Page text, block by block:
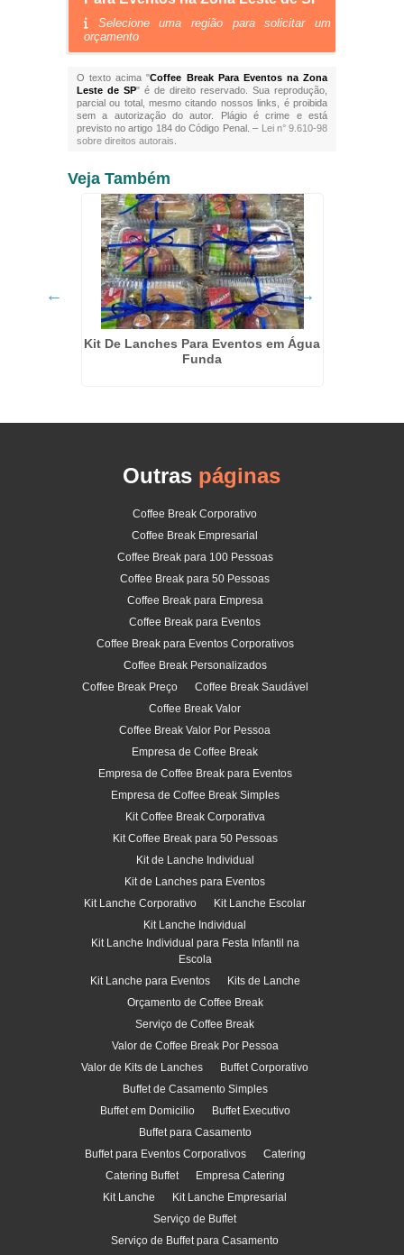
Selecione uma região para solicitar um
orçamento
O texto acima "Coffee Break Para Eventos na Zona
Leste de SP" é de direito reservado. Sua reprodução,
parcial ou total, mesmo citando nossos links, é proibida
sem a autorização do autor. Plágio é crime e está
previsto no artigo 184 do Código Penal. – Lei n° 9.610-98
sobre direitos autorais
Veja Também
Kit De Lanches Para Eventos em Água
Funda
Outras páginas
Coffee Break Corporativo
Coffee Break Empresarial
Coffee Break para 100 Pessoas
Coffee Break para 50 Pessoas
Coffee Break para Empresa
Coffee Break para Eventos
Coffee Break para Eventos Corporativos
Coffee Break Personalizados
Coffee Break Preço
Coffee Break Saudável
Coffee Break Valor
Coffee Break Valor Por Pessoa
Empresa de Coffee Break
Empresa de Coffee Break para Eventos
Empresa de Coffee Break Simples
Kit Coffee Break Corporativa
Kit Coffee Break para 50 Pessoas
Kit de Lanche Individual
Kit de Lanches para Eventos
Kit Lanche Corporativo
Kit Lanche Escolar
Kit Lanche Individual
Kit Lanche Individual para Festa Infantil na
Escola
Kit Lanche para Eventos
Kits de Lanche
Orçamento de Coffee Break
Serviço de Coffee Break
Valor de Coffee Break Por Pessoa
Valor de Kits de Lanches
Buffet Corporativo
Buffet de Casamento Simples
Buffet em Domicilio
Buffet Executivo
Buffet para Casamento
Buffet para Eventos Corporativos
Catering
Catering Buffet
Empresa Catering
Kit Lanche
Kit Lanche Empresarial
Serviço de Buffet
Serviço de Buffet para Casamento